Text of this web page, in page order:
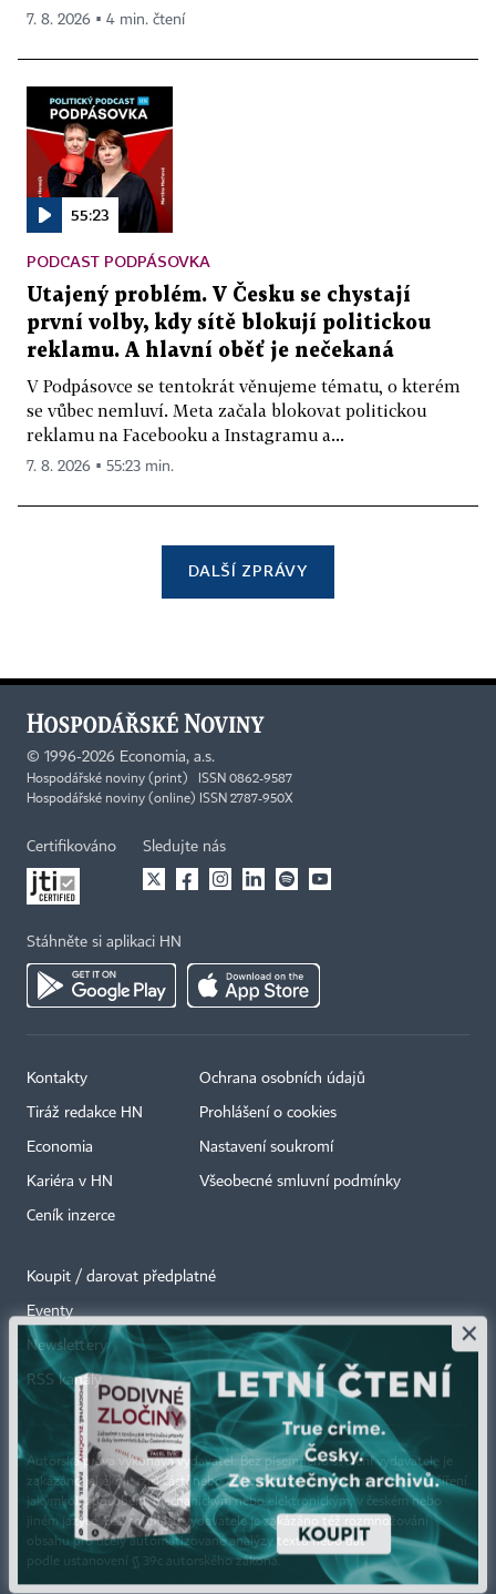
7. 8. 2026 ▪ 4 min. čtení
55:23
PODCAST PODPÁSOVKA
Utajený problém. V Česku se chystají
první volby, kdy sítě blokují politickou
reklamu. A hlavní oběť je nečekaná
V Podpásovce se tentokrát věnujeme tématu, o kterém
se vůbec nemluví. Meta začala blokovat politickou
reklamu na Facebooku a Instagramu a...
7. 8. 2026 ▪ 55:23 min.
DALŠÍ ZPRÁVY
© 1996-2026 Economia, a.s.
Hospodářské noviny (print) ISSN 0862-9587
Hospodářské noviny (online) ISSN 2787-950X
Certifikováno Sledujte nás
Stáhněte si aplikaci HN
Kontakty
Tiráž redakce HN
Economia
Kariéra v HN
Ceník inzerce
Ochrana osobních údajů
Prohlášení o cookies
Nastavení soukromí
Všeobecné smluvní podmínky
Koupit / darovat předplatné
Eventy
Newslettery
RSS kanály
Autorská práva vykonává vydavatel. Bez písemného svolení vydavatele je
zakázáno jakékoli užití částí nebo celku díla, zejména rozmnožování a šíření
jakýmkoli způsobem, mechanickým nebo elektronickým, v českém nebo
jiném jazyce. Bez souhlasu vydavatele je zakázáno též rozmnožování
obsahu pro účely automatizované analýzy textů nebo dat
podle ustanovení § 39c autorského zákona.
×